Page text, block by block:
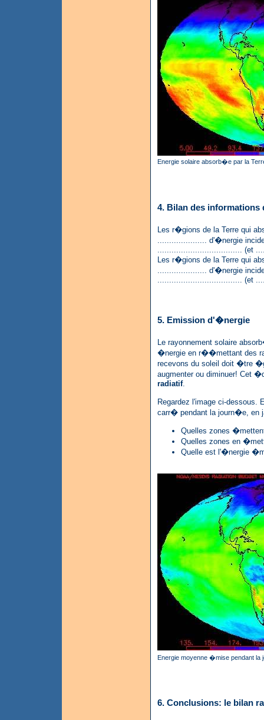
Energie solaire absorb�e par la
4. Bilan des
Les r�gions de la Terre qui
..................... d'�nergie
.................................... (et
Les r�gions de la Terre qui
..................... d'�nergie
.................................... (et
5. Emission d'�nergie
Le rayonnement solaire
�nergie en r��mettant des
recevons du soleil doit �tre
augmenter ou diminuer! Cet
radiatif.
Regardez l'image ci-
carr� pendant la journ�e, en
Quelles zones
Quelles zones en
Quelle est l'�nergie
Energie moyenne �mise pendant la
6. Conclusions: le bilan